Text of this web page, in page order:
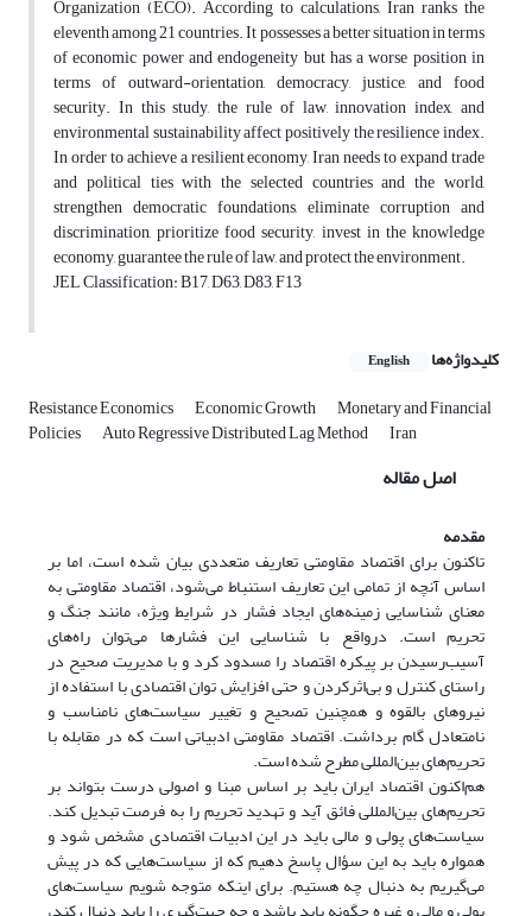
Organization (ECO). According to calculations, Iran ranks the
eleventh among 21 countries. It possesses a better situation in terms
of economic power and endogeneity but has a worse position in
terms of outward-orientation, democracy, justice, and food
security. In this study, the rule of law, innovation index, and
environmental sustainability affect positively the resilience index.
In order to achieve a resilient economy, Iran needs to expand trade
and political ties with the selected countries and the world,
strengthen democratic foundations, eliminate corruption and
discrimination, prioritize food security, invest in the knowledge
economy, guarantee the rule of law, and protect the environment.
JEL Classification: B17, D63, D83, F13
کلیدواژه‌ها English
Resistance Economics Economic Growth Monetary and Financial
Policies Auto Regressive Distributed Lag Method Iran
اصل مقاله
مقدمه
تاکنون برای اقتصاد مقاومتی تعاریف متعددی بیان شده است، اما بر
اساس آنچه از تمامی این تعاریف استنباط می‌شود، اقتصاد مقاومتی به
معنای شناسایی زمینه‌های ایجاد فشار در شرایط ویژه، مانند جنگ و
تحریم است. درواقع با شناسایی این فشارها می‌توان راه‌های
آسیب‌رسیدن بر پیکره اقتصاد را مسدود کرد و با مدیریت صحیح در
راستای کنترل و بی‌اثرکردن و حتی افزایش توان اقتصادی با استفاده از
نیروهای بالقوه و همچنین تصحیح و تغییر سیاست‌های نامناسب و
نامتعادل گام برداشت. اقتصاد مقاومتی ادبیاتی است که در مقابله با
تحریم‌های بین‌المللی مطرح شده است.
هم‌اکنون اقتصاد ایران باید بر اساس مبنا و اصولی درست بتواند بر
تحریم‌های بین‌المللی فائق آید و تهدید تحریم را به فرصت تبدیل کند.
سیاست‌های پولی و مالی باید در این ادبیات اقتصادی مشخص شود و
همواره باید به این سؤال پاسخ دهیم که از سیاست‌هایی که در پیش
می‌گیریم به دنبال چه هستیم. برای اینکه متوجه شویم سیاست‌های